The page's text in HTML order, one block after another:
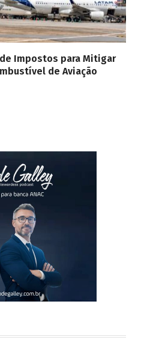
Impostos para Mitigar
de Aviação